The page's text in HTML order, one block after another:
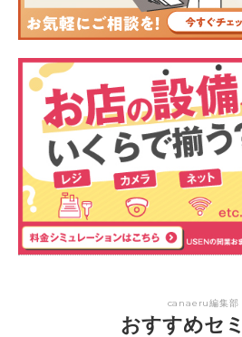
canaeru編集部
おすすめセ